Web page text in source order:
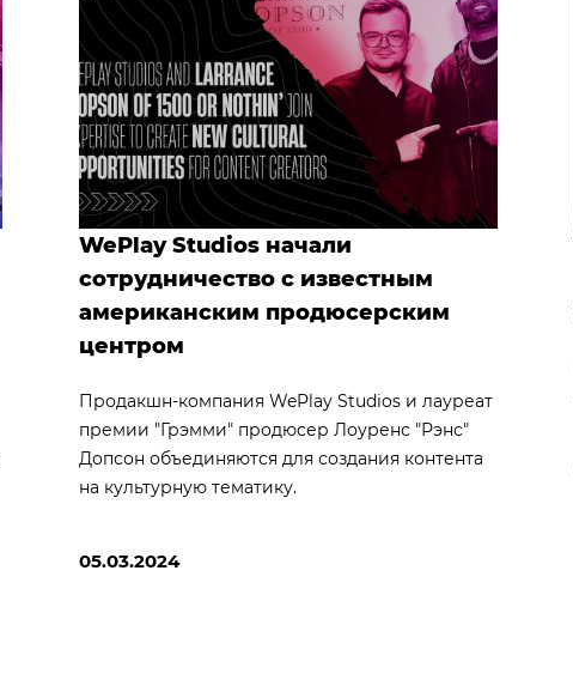
WePlay Studios начали
сотрудничество с известным
американским продюсерским
центром
Продакшн-компания WePlay Studios и лауреат
премии "Грэмми" продюсер Лоуренс "Рэнс"
Допсон объединяются для создания контента
на культурную тематику.
05.03.2024